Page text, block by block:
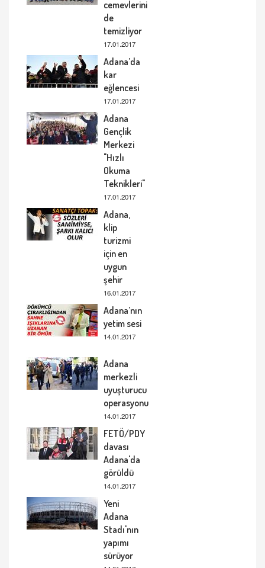
cemevlerini
de
temizliyor
17.01.2017
Adana’da
kar
eğlencesi
17.01.2017
Adana
Gençlik
Merkezi
"Hızlı
Okuma
Teknikleri"
17.01.2017
Adana,
klip
turizmi
için en
uygun
şehir
16.01.2017
Adana’nın
yetim sesi
14.01.2017
Adana
merkezli
uyuşturucu
operasyonu
14.01.2017
FETÖ/PDY
davası
Adana'da
görüldü
14.01.2017
Yeni
Adana
Stadı'nın
yapımı
sürüyor